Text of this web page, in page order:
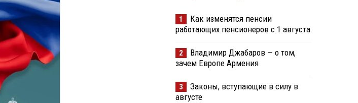
1
Как изменятся пенсии
работающих пенсионеров с 1 августа
2
Владимир Джабаров — о том,
зачем Европе Армения
3
Законы, вступающие в силу в
августе